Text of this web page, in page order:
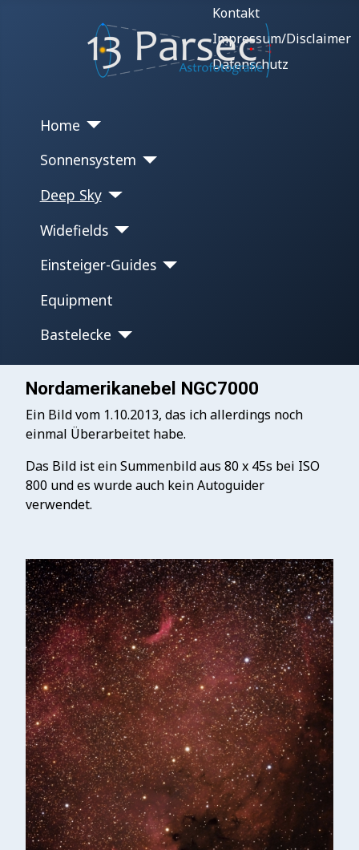
Kontakt
Impressum/Disclaimer
Datenschutz
Home
Sonnensystem
Deep Sky
Widefields
Einsteiger-Guides
Equipment
Bastelecke
Nordamerikanebel NGC7000
Ein Bild vom 1.10.2013, das ich allerdings noch
einmal Überarbeitet habe.
Das Bild ist ein Summenbild aus 80 x 45s bei ISO
800 und es wurde auch kein Autoguider
verwendet.